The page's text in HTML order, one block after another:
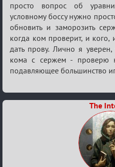
просто вопрос об
условному боссу нужно
обновить и заморозить
когда ком проверит, и кого,
дать прову. Лично я
кома с сержем - проверю
подавляющее большинство
The